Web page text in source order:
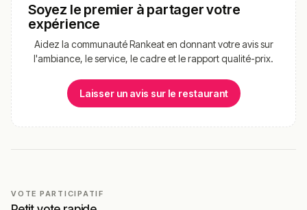
Soyez le premier à partager votre
expérience
Aidez la communauté Rankeat en donnant votre avis sur
l'ambiance, le service, le cadre et le rapport qualité-prix.
Laisser un avis sur le restaurant
VOTE PARTICIPATIF